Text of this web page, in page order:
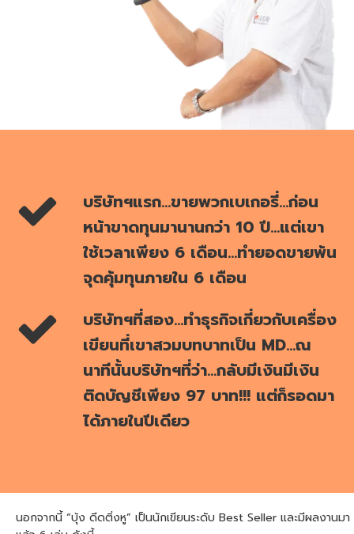
บริษัทฯแรก...ขายพวกเบเกอรี่...ก่อน
หน้าขาดทุนมานานกว่า 10 ปี...แต่เขา
ใช้เวลาเพียง 6 เดือน...ทำยอดขายพ้น
จุดคุ้มทุนภายใน 6 เดือน
บริษัทฯที่สอง...ทำธุรกิจเกี่ยวกับเครื่อง
เขียนที่เขาสวมบทบาทเป็น MD...ณ
นาทีนั้นบริษัทฯที่ว่า...กลับมีเงินมีเงิน
ติดบัญชีเพียง 97 บาท!!! แต่ก็รอดมา
ได้ภายในปีเดียว
นอกจากนี้ “บุ้ง ดีดติ่งหู” เป็นนักเขียนระดับ Best Seller และมีผลงานมา